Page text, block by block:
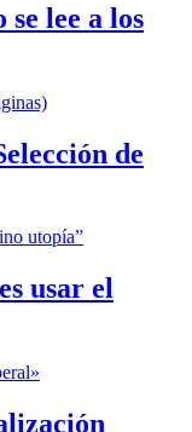
lee a los
de
usar el